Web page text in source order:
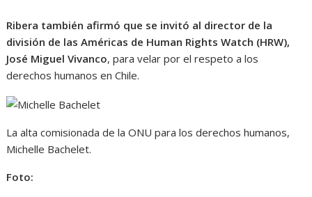
Ribera también afirmó que se invitó al director de la
división de las Américas de Human Rights Watch (HRW),
José Miguel Vivanco, para velar por el respeto a los
derechos humanos en Chile.
La alta comisionada de la ONU para los derechos humanos,
Michelle Bachelet.
Foto: